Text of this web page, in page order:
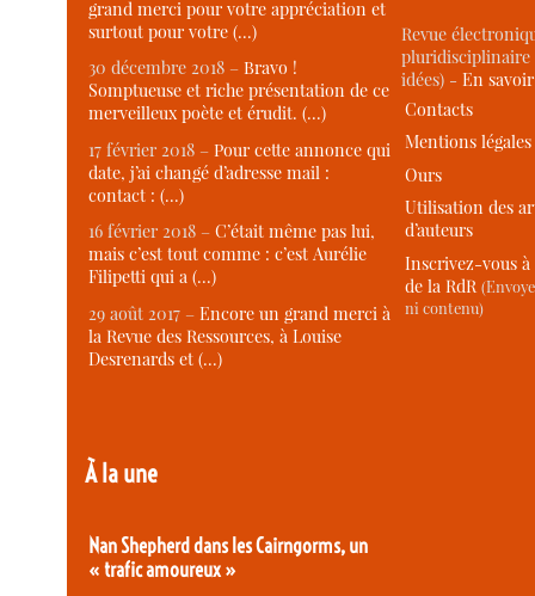
grand merci pour votre appréciation et
surtout pour votre (…)
30 décembre 2018 –Bravo !
Somptueuse et riche présentation de ce
merveilleux poète et érudit. (…)
17 février 2018 –Pour cette annonce qui
date, j’ai changé d’adresse mail :
contact : (…)
16 février 2018 –C’était même pas lui,
mais c’est tout comme : c’est Aurélie
Filipetti qui a (…)
29 août 2017 –Encore un grand merci à
la Revue des Ressources, à Louise
Desrenards et (…)
À la une
Nan Shepherd dans les Cairngorms, un
« trafic amoureux »
Revue
idées) -En
Contacts
Mentions légales
Ours
Utilisation des
d’auteurs
Inscrivez-vous
de la RdR
ni contenu)